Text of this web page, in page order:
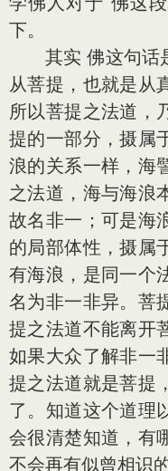
下。
其实 佛这句话
从菩提，也就是从
所以菩提之法道，
提的一部分，摄属
浪的关系一样，海
之法道，海与海浪
故名非一；可是海
的局部体性，摄属
有海浪，是同一个
名为非一非异。菩
提之法道不能离开
如果大众了解非一
提之法道就是菩提
了。知道这个道理
会很清楚知道，有
不会再有似曾相识